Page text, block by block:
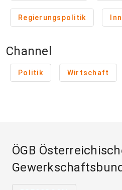
Regierungspolitik
Channel
Politik Wirtschaft
ÖGB
Gewerkschaftsbund